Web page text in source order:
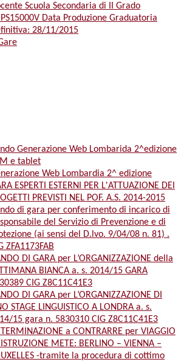
Scuola Secondaria di II Grado
Data Produzione Graduatoria
28/11/2015
Generazione Web Lombarida 2^edizione
e tablet
Web Lombardia 2^ edizione
ESPERTI ESTERNI PER L'ATTUAZIONE DEI
PREVISTI NEL POF. A.S. 2014-2015
di gara per conferimento di incarico di
del Servizio di Prevenzione e di
(ai sensi del D.lvo. 9/04/08 n. 81) .
ZFA1173FAB
DI GARA per L’ORGANIZZAZIONE della
BIANCA a. s. 2014/15 GARA
CIG Z8C11C41E3
DI GARA per L’ORGANIZZAZIONE DI
STAGE LINGUISTICO A LONDRA a. s.
15 gara n. 5830310 CIG Z8C11C41E3
a CONTRARRE per VIAGGIO
METE: BERLINO – VIENNA –
-tramite la procedura di cottimo